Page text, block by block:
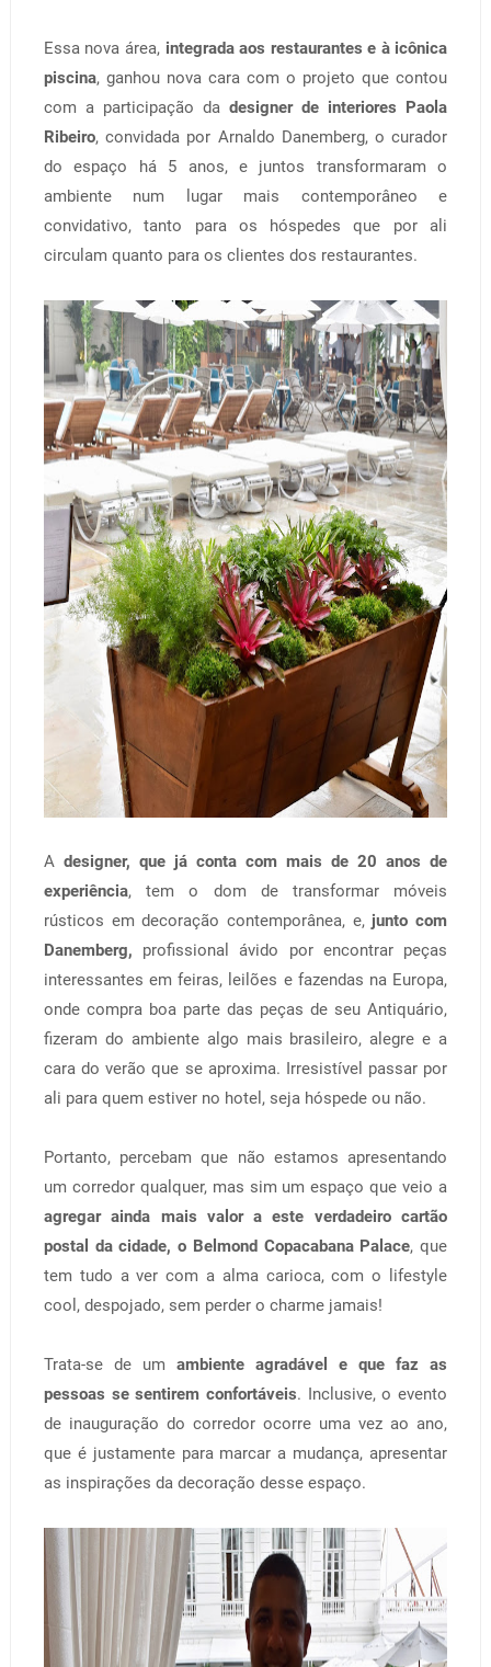
Essa nova área, integrada aos restaurantes e à icônica
piscina, ganhou nova cara com o projeto que contou
com a participação dadesigner de interiores Paola
Ribeiro, convidada por Arnaldo Danemberg, o curador
do espaço há 5 anos, e juntos transformaram o
ambiente num lugar mais contemporâneo e
convidativo, tanto para os hóspedes que por ali
circulam quanto para os clientes dos restaurantes.
A designer, que já conta com mais de 20 anos de
experiência, tem o dom de transformar móveis
rústicos em decoração contemporânea, e, junto com
Danemberg, profissional ávido por encontrar peças
interessantes em feiras, leilões e fazendas na Europa,
onde compra boa parte das peças de seu Antiquário,
fizeram do ambiente algo mais brasileiro, alegre e a
cara do verão que se aproxima. Irresistível passar por
ali para quem estiver no hotel, seja hóspede ou não.
Portanto, percebam que não estamos apresentando
um corredor qualquer, mas sim um espaço que veio a
agregar ainda mais valor a este verdadeiro cartão
postal da cidade, o Belmond Copacabana Palace, que
tem tudo a ver com a alma carioca, com o lifestyle
cool, despojado, sem perder o charme jamais!
Trata-se de um ambiente agradável e que faz as
pessoas se sentirem confortáveis. Inclusive, o evento
de inauguração do corredor ocorre uma vez ao ano,
que é justamente para marcar a mudança, apresentar
as inspirações da decoração desse espaço.